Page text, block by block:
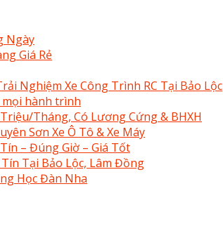
Ngày
Giá Rẻ
Nghiệm Xe Công Trình RC Tại Bảo Lộc
mọi hành trình
Tháng, Có Lương Cứng & BHXH
Sơn Xe Ô Tô & Xe Máy
– Đúng Giờ – Giá Tốt
Tại Bảo Lộc, Lâm Đồng
Học Đàn Nha